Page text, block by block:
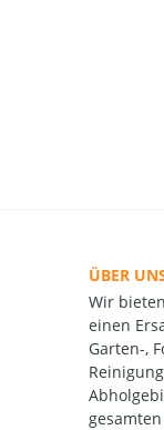
ÜBER
Wir
einen
Garten-,